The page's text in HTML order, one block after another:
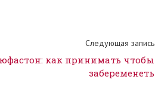
Следующая запись
как принимать чтобы
забеременеть